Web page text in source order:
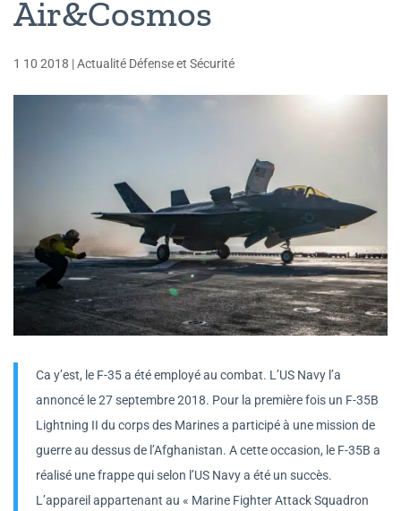
Air&Cosmos
1 10 2018 |Actualité Défense et Sécurité
Ca y’est, le F-35 a été employé au combat. L’US Navy l’a
annoncé le 27 septembre 2018. Pour la première fois un F-35B
Lightning II du corps des Marines a participé à une mission de
guerre au dessus de l’Afghanistan. A cette occasion, le F-35B a
réalisé une frappe qui selon l’US Navy a été un succès.
L’appareil appartenant au « Marine Fighter Attack Squadron